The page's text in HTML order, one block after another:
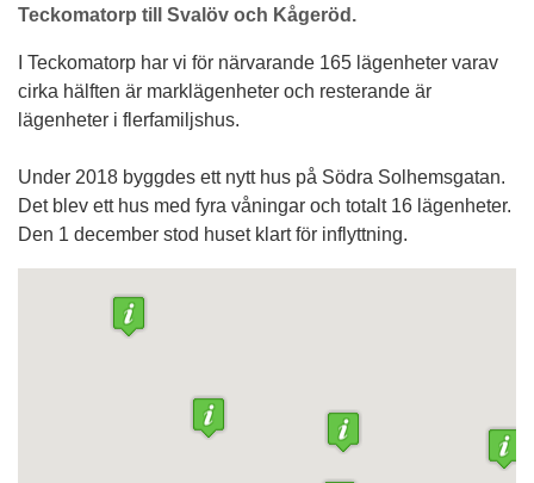
Teckomatorp till Svalöv och Kågeröd.
I Teckomatorp har vi för närvarande 165 lägenheter varav
cirka hälften är marklägenheter och resterande är
lägenheter i flerfamiljshus.
Under 2018 byggdes ett nytt hus på Södra Solhemsgatan.
Det blev ett hus med fyra våningar och totalt 16 lägenheter.
Den 1 december stod huset klart för inflyttning.